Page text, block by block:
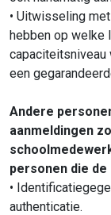
• Uitwisseling
hebben op welke
capaciteitsniveau
een
Andere
aanmeldingen
personen die
•
authenticatie.